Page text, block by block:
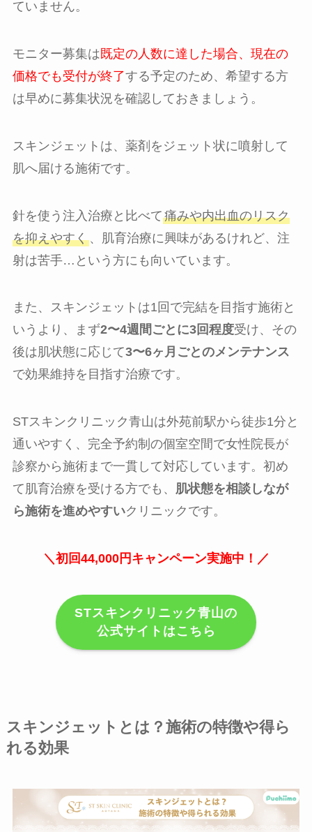
ていません。
モニター募集は既定の人数に達した場合、現在の
価格でも受付が終了する予定のため、希望する方
は早めに募集状況を確認しておきましょう。
スキンジェットは、薬剤をジェット状に噴射して
肌へ届ける施術です。
針を使う注入治療と比べて痛みや内出血のリスク
を抑えやすく、肌育治療に興味があるけれど、注
射は苦手…という方にも向いています。
また、スキンジェットは1回で完結を目指す施術と
いうより、まず2〜4週間ごとに3回程度受け、その
後は肌状態に応じて3〜6ヶ月ごとのメンテナンス
で効果維持を目指す治療です。
STスキンクリニック青山は外苑前駅から徒歩1分と
通いやすく、完全予約制の個室空間で女性院長が
診察から施術まで一貫して対応しています。初め
て肌育治療を受ける方でも、 肌状態を相談しなが
ら施術を進めやすいクリニックです。
＼初回44,000円キャンペーン実施中！／
STスキンクリニック青山の
公式サイトはこちら
スキンジェットとは？施術の特徴や得ら
れる効果